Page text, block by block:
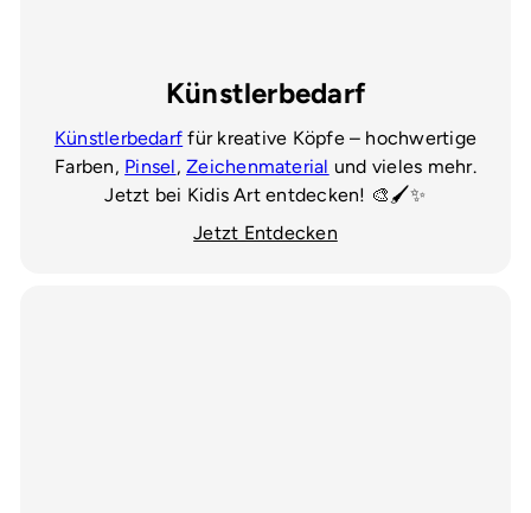
Künstlerbedarf
Künstlerbedarf für kreative Köpfe – hochwertige
Farben, Pinsel,Zeichenmaterial und vieles mehr.
Jetzt bei Kidis Art entdecken! 🎨🖌️✨
Jetzt Entdecken